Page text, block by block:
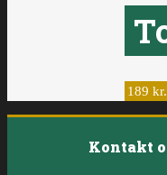
189
Kontakt